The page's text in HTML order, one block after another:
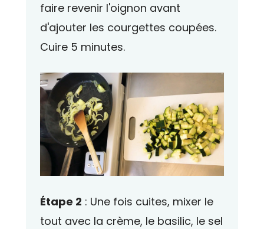
faire revenir l'oignon avant
d'ajouter les courgettes coupées.
Cuire 5 minutes.
Étape 2 : Une fois cuites, mixer le
tout avec la crème, le basilic, le sel